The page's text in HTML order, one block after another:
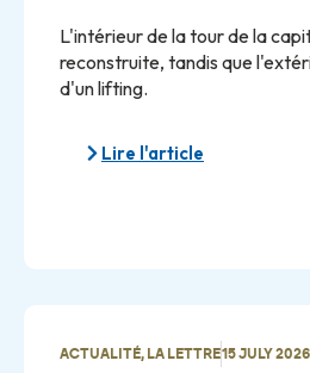
L'intérieur de la tour de la
reconstruite, tandis que
d'un lifting.
Lire l'article
ACTUALITÉ, LA LETTRE15 JULY 2026